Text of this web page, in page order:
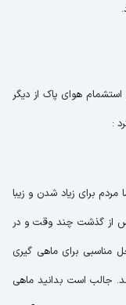
هوای پاک از دیگر
:
مردم برای زیاد شدن و زیبا
از گذشت چند وقت و در
مناسبی برای ماهی گیری
جالب است بدانید ماهی